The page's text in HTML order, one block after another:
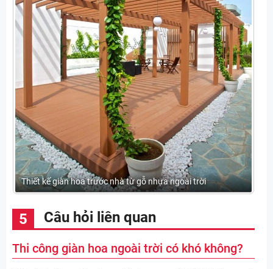
Thiết kế giàn hoa trước nhà từ gỗ nhựa ngoài trời
Câu hỏi liên quan
Thi công giàn hoa ngoài trời có khó không?